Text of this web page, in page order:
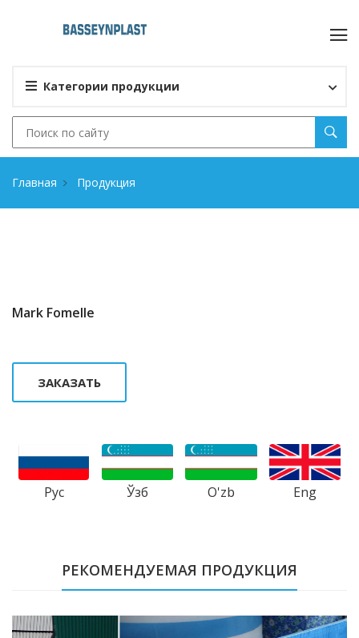
Категории продукции
Главная Продукция
Mark Fomelle
ЗАКАЗАТЬ
Рус Ўзб O'zb Eng
РЕКОМЕНДУЕМАЯ ПРОДУКЦИЯ